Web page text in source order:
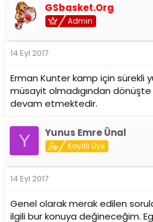
GSbasket.Org
Admin
14 Eyl 2017
Erman Kunter kamp için sürekli
müsayit olmadıgından dönüşte
devam etmektedir.
Y Yunus Emre Ünal
Kayıtlı Üye
14 Eyl 2017
Genel olarak merak edilen
ilgili bur konuya değineceğim.